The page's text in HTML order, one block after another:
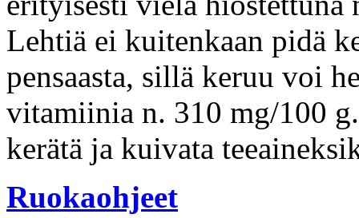
Lehtiä ei kuitenkaan pidä
pensaasta, sillä keruu voi
vitamiinia n. 310 mg/100
kerätä ja kuivata
Ruokaohjeet